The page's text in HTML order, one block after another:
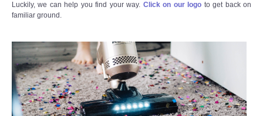
Elsäkerhetsverket
IEC-CISPR
NRAU
Föreningar
Luckily, we can help you find your way. Click on our logo to get back on
familiar ground.